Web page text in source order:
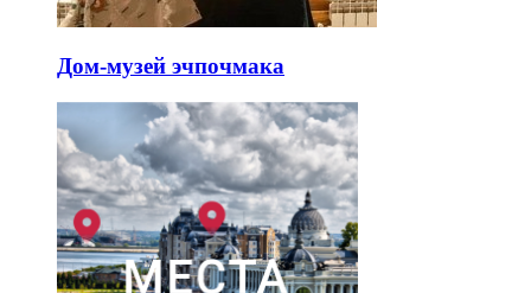
Дом-музей эчпочмака